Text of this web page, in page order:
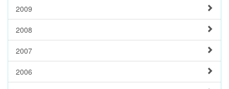
2009
2008
2007
2006